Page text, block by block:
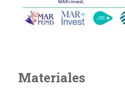
Materiales